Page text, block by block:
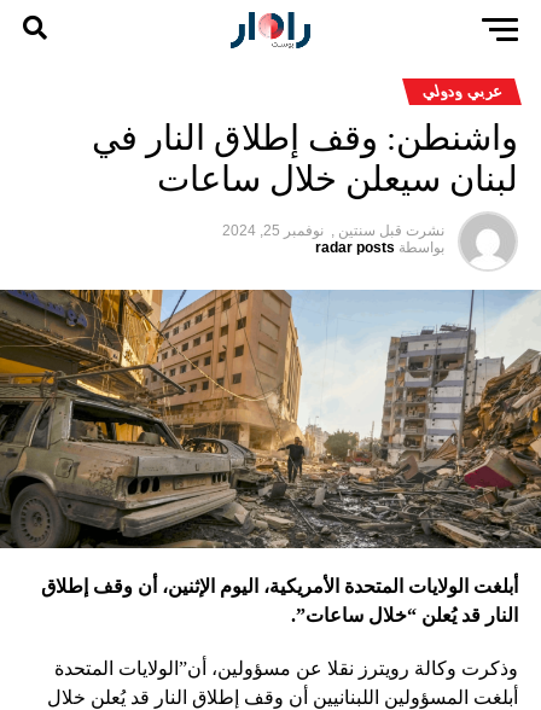
عربي ودولي
واشنطن: وقف إطلاق النار في
لبنان سيعلن خلال ساعات
نشرت قبل سنتين , نوفمبر 25, 2024
بواسطة radar posts
أبلغت الولايات المتحدة الأمريكية، اليوم الإثنين، أن وقف إطلاق
النار قد يُعلن “خلال ساعات”.
وذكرت وكالة رويترز نقلا عن مسؤولين، أن”الولايات المتحدة
أبلغت المسؤولين اللبنانيين أن وقف إطلاق النار قد يُعلن خلال